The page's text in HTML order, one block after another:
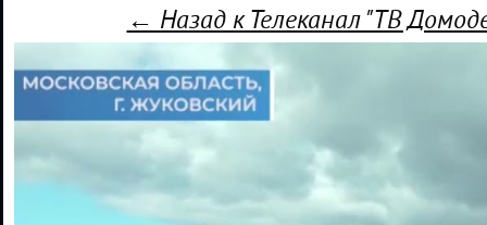
← Назад к Телеканал "ТВ